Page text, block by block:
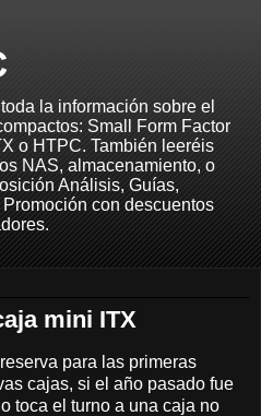
la información sobre el
Small Form Factor
o HTPC. También leeréis
NAS, almacenamiento, o
Análisis, Guías,
con descuentos
mini ITX
para las primeras
cajas, si el año pasado fue
toca el turno a una caja no